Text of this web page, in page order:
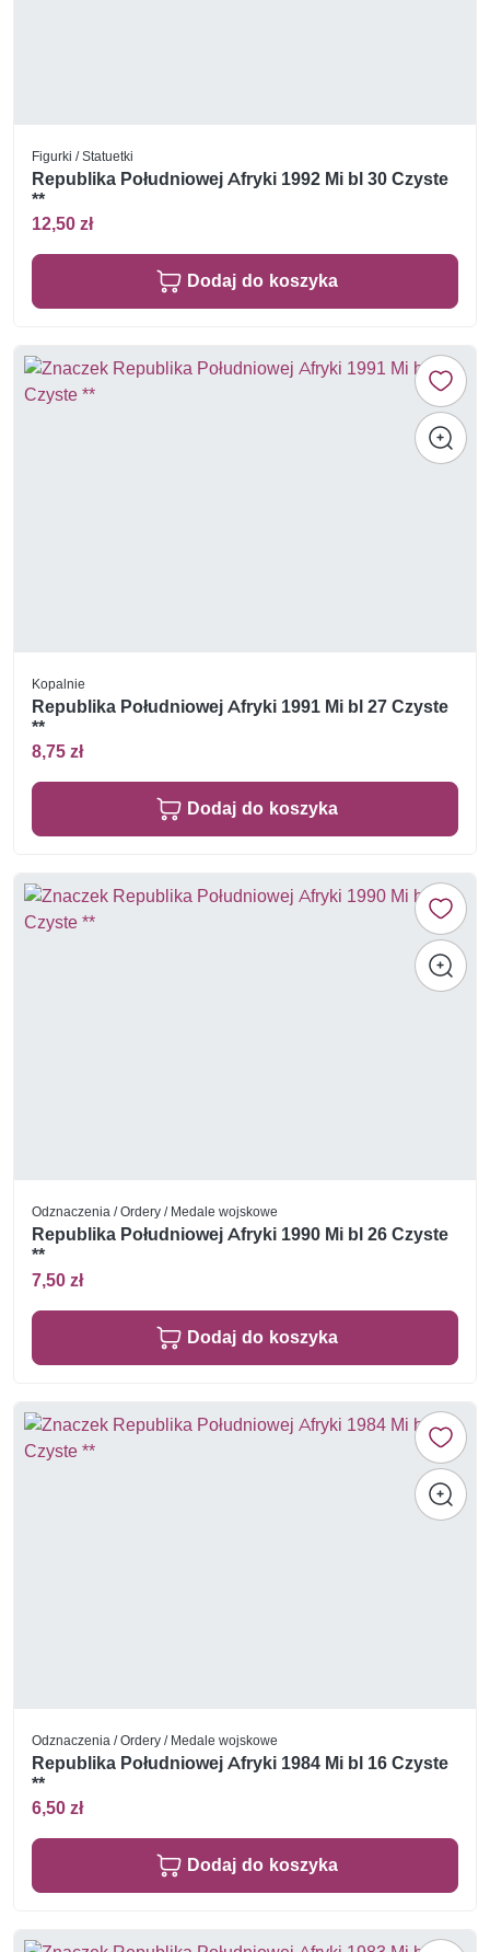
Figurki / Statuetki
Republika Południowej Afryki 1992 Mi bl 30 Czyste
**
12,50 zł
Dodaj do koszyka
Kopalnie
Republika Południowej Afryki 1991 Mi bl 27 Czyste
**
8,75 zł
Dodaj do koszyka
Odznaczenia / Ordery / Medale wojskowe
Republika Południowej Afryki 1990 Mi bl 26 Czyste
**
7,50 zł
Dodaj do koszyka
Odznaczenia / Ordery / Medale wojskowe
Republika Południowej Afryki 1984 Mi bl 16 Czyste
**
6,50 zł
Dodaj do koszyka